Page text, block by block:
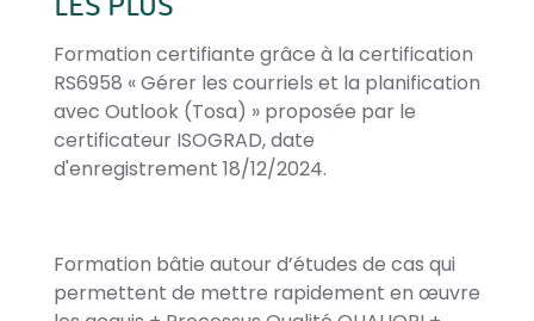
Formation certifiante grâce à la certification
RS6958 « Gérer les courriels et la planification
avec Outlook (Tosa) » proposée par le
certificateur ISOGRAD, date
d'enregistrement 18/12/2024.
Formation bâtie autour d’études de cas qui
permettent de mettre rapidement en œuvre